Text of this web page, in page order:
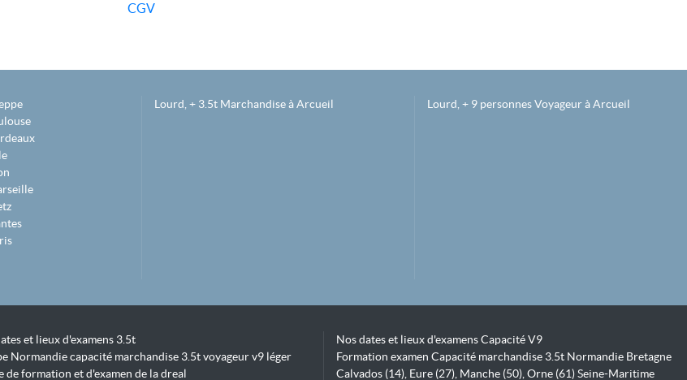
CGV
Lourd, + 3.5t Marchandise à Arcueil Lourd, + 9 personnes Voyageur à Arcueil
et lieux d'examens 3.5t
Normandie capacité marchandise 3.5t voyageur v9 léger
de formation et d'examen de la dreal
Nos dates et lieux d'examens Capacité V9
Formation examen Capacité marchandise 3.5t Normandie Bretagne
Calvados (14), Eure (27), Manche (50), Orne (61) Seine-Maritime